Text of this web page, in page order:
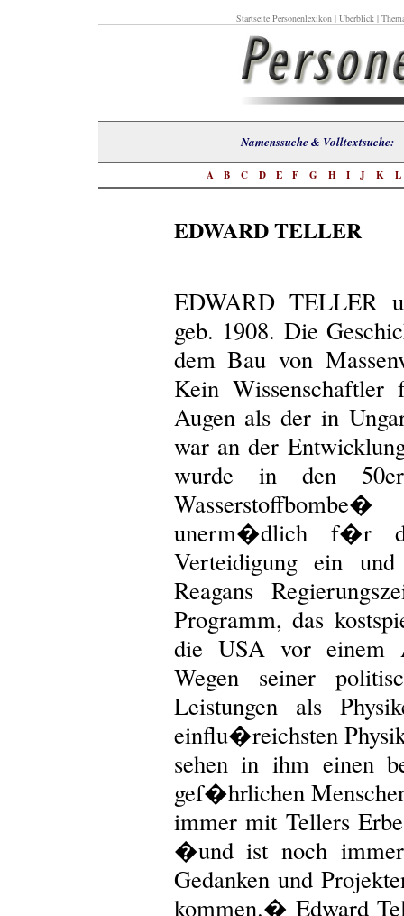
Startseite Personenlexikon| Überblick|
Namenssuche &
A B C D E F G H I J K L
EDWARD TELLER
EDWARD TELLER
geb. 1908. Die
dem Bau von
Kein
Augen als der in
war an der
wurde in den
unerm�dlich f�r
Verteidigung ein
Reagans
Programm, das
die USA vor einem
Wegen seiner
Leistungen als
einflu�reichsten
sehen in ihm einen
gef�hrlichen
immer mit Tellers
�und ist noch
Gedanken und
kommen.� Edward